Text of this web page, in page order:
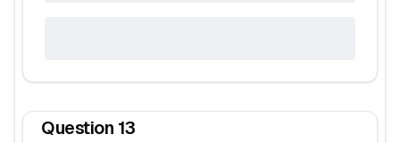
Question 13